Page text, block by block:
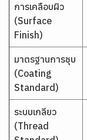
การเคลือบผิว
(Surface
Finish)
มาตรฐานการชุบ
(Coating
Standard)
ระบบเกลียว
(Thread